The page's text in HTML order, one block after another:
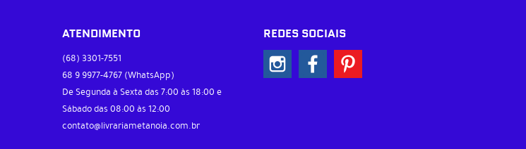
ATENDIMENTO
(68) 3301-7551
68 9 9977-4767 (WhatsApp)
De Segunda à Sexta das 7:00 às 18:00 e
Sábado das 08:00 às 12:00
contato@livrariametanoia.com.br
REDES SOCIAIS